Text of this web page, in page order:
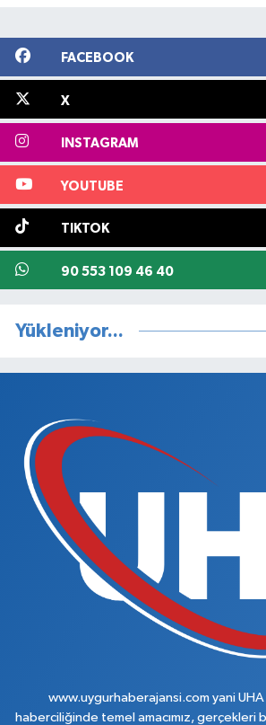
FACEBOOK
X
INSTAGRAM
YOUTUBE
TIKTOK
90 553 109 46 40
Yükleniyor...
www.uygurhaberajansi.com yani
haberciliğinde temel amacımız, gerçekleri